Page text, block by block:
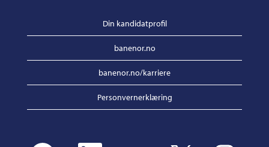
Din kandidatprofil
banenor.no
banenor.no/karriere
Personvernerklæring
Å